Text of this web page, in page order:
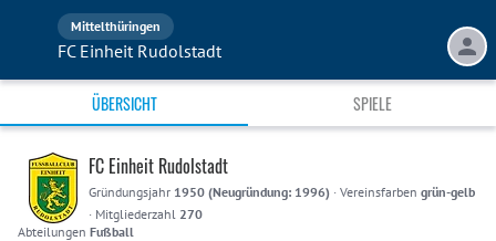
Mittelthüringen
FC Einheit Rudolstadt
ÜBERSICHT SPIELE
FC Einheit Rudolstadt
Gründungsjahr 1950 (Neugründung: 1996) · Vereinsfarben grün-gelb
· Mitgliederzahl 270
Abteilungen Fußball